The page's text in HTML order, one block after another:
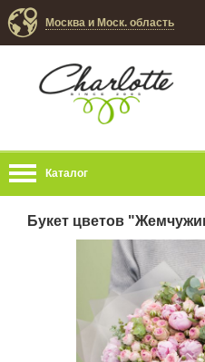
Москва и Моск. область
Каталог
Букет цветов